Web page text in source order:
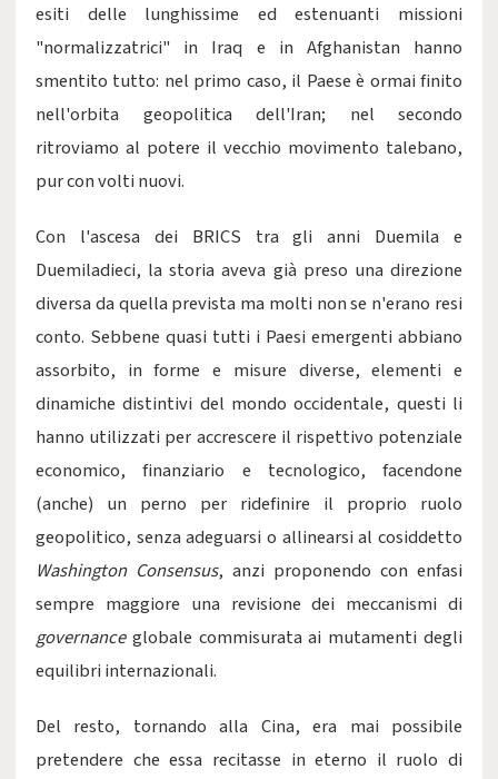
esiti delle lunghissime ed estenuanti missioni
"normalizzatrici" in Iraq e in Afghanistan hanno
smentito tutto: nel primo caso, il Paese è ormai finito
nell'orbita geopolitica dell'Iran; nel secondo
ritroviamo al potere il vecchio movimento talebano,
pur con volti nuovi.
Con l'ascesa dei BRICS tra gli anni Duemila e
Duemiladieci, la storia aveva già preso una direzione
diversa da quella prevista ma molti non se n'erano resi
conto. Sebbene quasi tutti i Paesi emergenti abbiano
assorbito, in forme e misure diverse, elementi e
dinamiche distintivi del mondo occidentale, questi li
hanno utilizzati per accrescere il rispettivo potenziale
economico, finanziario e tecnologico, facendone
(anche) un perno per ridefinire il proprio ruolo
geopolitico, senza adeguarsi o allinearsi al cosiddetto
Washington Consensus, anzi proponendo con enfasi
sempre maggiore una revisione dei meccanismi di
governanceglobale commisurata ai mutamenti degli
equilibri internazionali.
Del resto, tornando alla Cina, era mai possibile
pretendere che essa recitasse in eterno il ruolo di